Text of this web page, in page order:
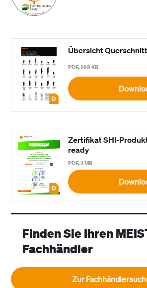
Übersicht
PDF, 289 KB
Zertifikat SHI-
ready
PDF, 3 MB
Finden Sie Ihren
Fachhändler
Zur